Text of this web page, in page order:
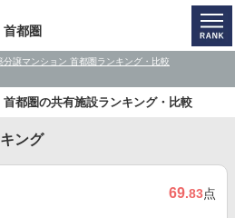
都圏
分譲マンション 首都圏ランキング・比較
首都圏の共有施設ランキング・比較
ング
69.83点